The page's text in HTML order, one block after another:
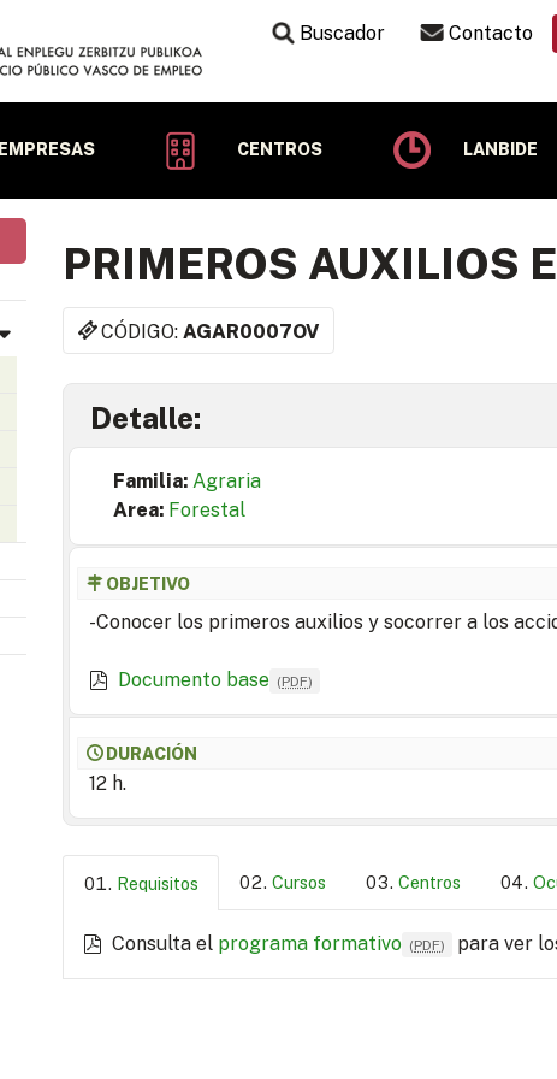
Buscador Contacto
EMPRESAS CENTROS LANBIDE
PRIMEROS AUXILIOS
CÓDIGO:AGAR0007OV
Detalle:
Familia: Agraria
Area: Forestal
OBJETIVO
-Conocer los primeros auxilios y socorrer a los
Documento base (PDF)
DURACIÓN
12 h.
Requisitos Cursos Centros
Consulta el programa formativo (PDF) para ver